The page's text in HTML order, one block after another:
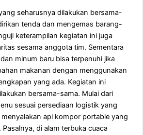
seharusnya dilakukan bersama-
tenda dan mengemas barang-
keterampilan kegiatan ini juga
sesama anggota tim. Sementara
minum baru bisa terpenuhi jika
makanan dengan menggunakan
yang ada. Kegiatan ini
bersama-sama. Mulai dari
sesuai persediaan logistik yang
api kompor portable yang
di alam terbuka cuaca